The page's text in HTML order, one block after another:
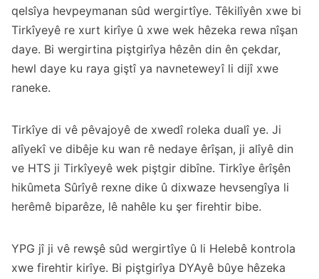
qelsîya hevpeymanan sûd wergirtîye. Têkilîyên xwe bi
Tirkîyeyê re xurt kirîye û xwe wek hêzeka rewa nîşan
daye. Bi wergirtina piştgirîya hêzên din ên çekdar,
hewl daye ku raya giştî ya navneteweyî li dijî xwe
raneke.
Tirkîye di vê pêvajoyê de xwedî roleka dualî ye. Ji
alîyekî ve dibêje ku wan rê nedaye êrîşan, ji alîyê din
ve HTS ji Tirkîyeyê wek piştgir dibîne. Tirkîye êrîşên
hikûmeta Sûrîyê rexne dike û dixwaze hevsengîya li
herêmê biparêze, lê nahêle ku şer firehtir bibe.
YPG jî ji vê rewşê sûd wergirtîye û li Helebê kontrola
xwe firehtir kirîye. Bi piştgirîya DYAyê bûye hêzeka